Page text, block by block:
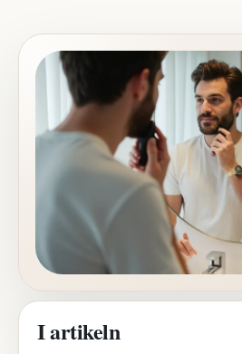
I artikeln